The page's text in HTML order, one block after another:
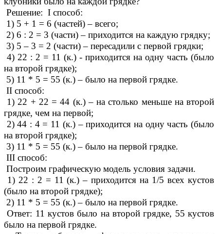
Решение: I способ:
1) 5 + 1 = 6 (частей) – всего;
2) 6 : 2 = 3 (части) – приходится на каждую грядку;
3) 5 – 3 = 2 (части) – пересадили с первой грядки;
4) 22 : 2 = 11 (к.) - приходится на одну часть (было
на второй грядке);
5) 11 * 5 = 55 (к.) – было на первой грядке.
II способ:
1) 22 + 22 = 44 (к.) – на столько меньше на второй
грядке, чем на первой;
2) 44 : 4 = 11 (к.) – приходится на одну часть (было
на второй грядке);
3) 11 * 5 = 55 (к.) – было на первой грядке.
III способ:
Построим графическую модель условия задачи.
1) 22 : 2 = 11 (к.) – приходится на 1/5 всех кустов
(было на второй грядке);
2) 11 * 5 = 55 (к.) – было на первой грядке.
Ответ: 11 кустов было на второй грядке, 55 кустов
было на первой грядке.